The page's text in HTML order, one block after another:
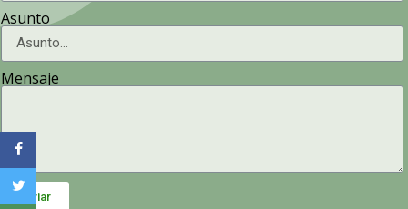
Asunto
Mensaje
Enviar